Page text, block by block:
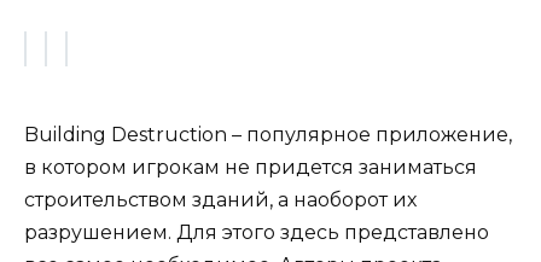
Building Destruction – популярное приложение,
в котором игрокам не придется заниматься
строительством зданий, а наоборот их
разрушением. Для этого здесь представлено